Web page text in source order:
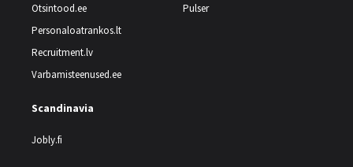
Otsintood.ee
Personaloatrankos.lt
Recruitment.lv
Varbamisteenused.ee
Pulser
Scandinavia
Jobly.fi